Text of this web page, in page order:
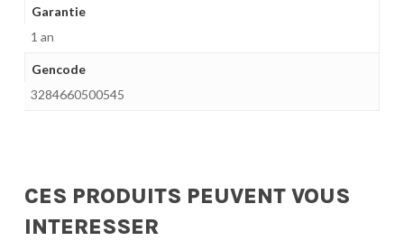
Garantie
1 an
Gencode
3284660500545
CES PRODUITS PEUVENT VOUS
INTERESSER